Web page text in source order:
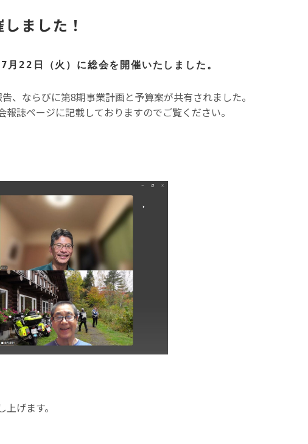
ました！
22日（火）に総会を開催いたしました。
、ならびに第8期事業計画と予算案が共有されました。
誌ページに記載しておりますのでご覧ください。
げます。